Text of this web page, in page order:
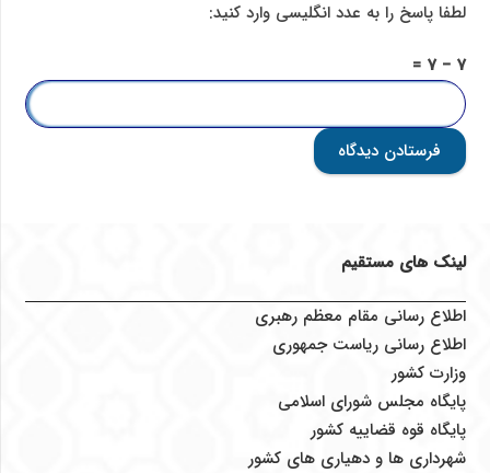
لطفا پاسخ را به عدد انگلیسی وارد کنید:
7 − 7 =
فرستادن دیدگاه
لینک های مستقیم
اطلاع رسانی مقام معظم رهبری
اطلاع رسانی ریاست جمهوری
وزارت کشور
پایگاه مجلس شورای اسلامی
پایگاه قوه قضاییه کشور
شهرداری ها و دهیاری های کشور